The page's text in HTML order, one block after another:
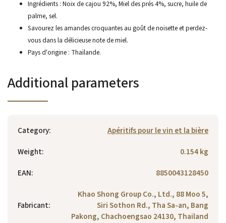
Ingrédients : Noix de cajou 92%, Miel des prés 4%, sucre, huile de
palme, sel.
Savourez les amandes croquantes au goût de noisette et perdez-
vous dans la délicieuse note de miel.
Pays d'origine : Thaïlande.
Additional parameters
Category:
Apéritifs pour le vin et la bière
Weight:
0.154 kg
EAN: 8850043128450
Fabricant:
Khao Shong Group Co., Ltd., 88 Moo 5,
Siri Sothon Rd., Tha Sa-an, Bang
Pakong, Chachoengsao 24130, Thailand